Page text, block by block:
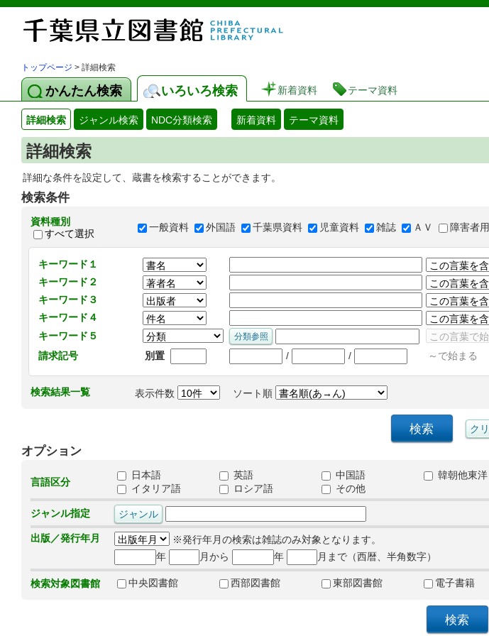
図書館 蔵書検索・予約システム
トップページ > 詳細検索
かんたん検索 いろいろ検索 新着資料 テーマ資料
詳細検索 ジャンル検索 NDC分類検索 新着資料 テーマ資料
詳細検索
詳細な条件を設定して、蔵書を検索することができます。
検索条件
資料種別
すべて選択
一般資料 外国語 千葉県資料 児童資料 雑誌 ＡＶ 障害者用
キーワード１
キーワード２
キーワード３
キーワード４
キーワード５
請求記号
別置 / / ～で始まる
検索結果一覧 表示件数 ソート順
オプション
言語区分
日本語 英語 中国語 韓朝他東洋
イタリア語
ロシア語 その他
ジャンル指定
出版／発行年月
※発行年月の検索は雑誌のみ対象となります。
年
月から 年 月まで（西暦、半角数字）
検索対象図書館 中央図書館 西部図書館 東部図書館 電子書籍